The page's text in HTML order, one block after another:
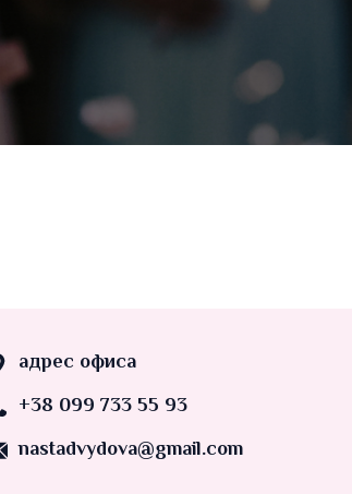
адрес офиса
+38 099 733 55 93
nastadvydova@gmail.com